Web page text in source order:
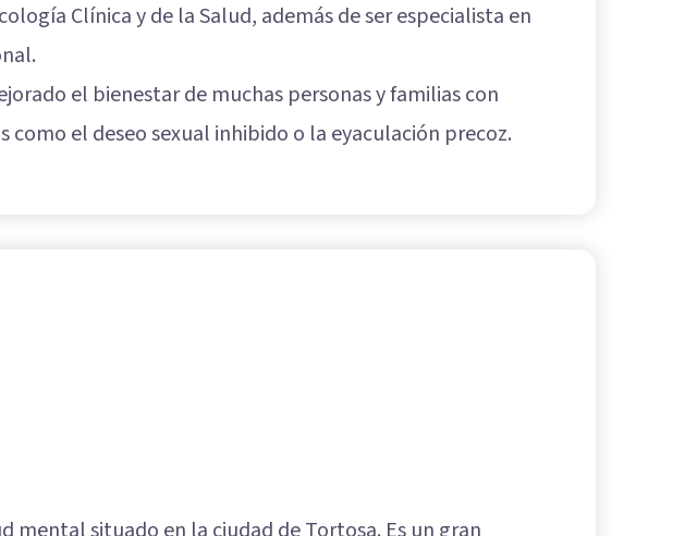
Clínica y de la Salud, además de ser especialista en
el bienestar de muchas personas y familias con
el deseo sexual inhibido o la eyaculación precoz.